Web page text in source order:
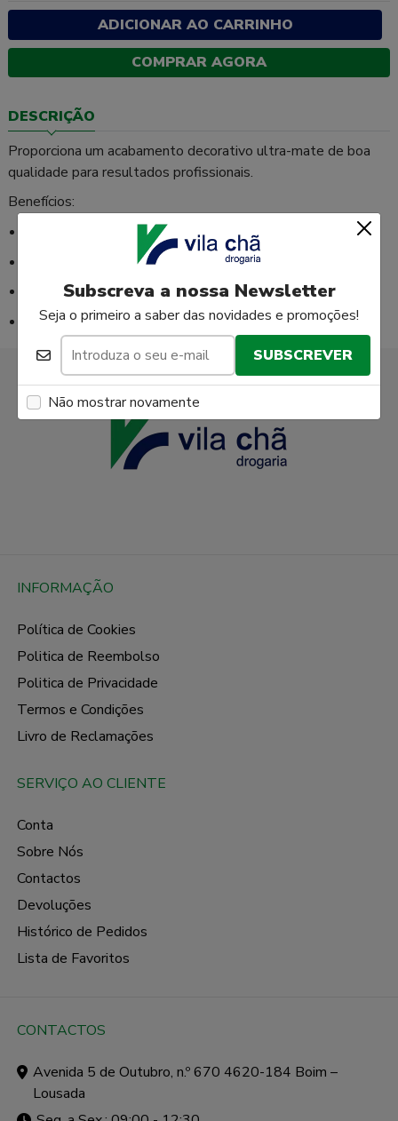
Subscreva a nossa Newsletter
Seja o primeiro a saber das novidades e promoções!
SUBSCREVER
Não mostrar novamente
ADICIONAR AO CARRINHO
COMPRAR AGORA
DESCRIÇÃO
Proporciona um acabamento decorativo ultra-mate de boa
qualidade para resultados profissionais.
Benefícios:
Excelente acabamento
Resistente à lavagem
Aceita retoques
Sem marcação de rolo
SERVIÇO AO CLIENTE
Conta
Sobre Nós
Contactos
Devoluções
Histórico de Pedidos
Lista de Favoritos
INFORMAÇÃO
Política de Cookies
Politica de Reembolso
Politica de Privacidade
Termos e Condições
Livro de Reclamações
CONTACTOS
Avenida 5 de Outubro, n.º 670 4620-184 Boim –
Lousada